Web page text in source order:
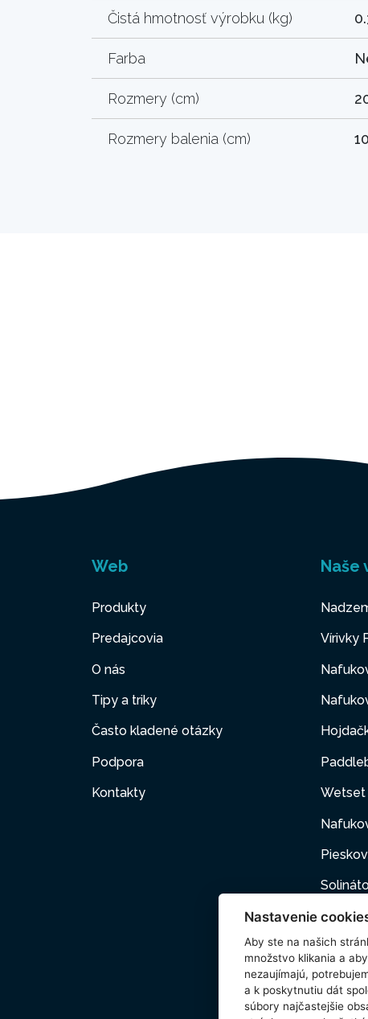
Čistá hmotnosť výrobku (kg)
Farba
Rozmery (cm)
Rozmery balenia (cm)
Web
Produkty
Predajcovia
O nás
Tipy a triky
Často kladené otázky
Podpora
Kontakty
Naše
Vírivky
Wetset
Nastavenie
Aby ste na našich
množstvo klikania a
nezaujímajú,
a k poskytnutiu dát
súbory najčastejšie